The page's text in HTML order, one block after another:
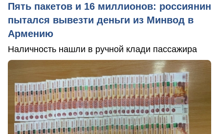
Пять пакетов и 16 миллионов: россиянин
пытался вывезти деньги из Минвод в
Армению
Наличность нашли в ручной клади пассажира